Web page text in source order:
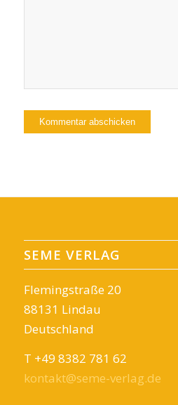
SEME VERLAG
Flemingstraße 20
88131 Lindau
Deutschland
T +49 8382 781 62
kontakt@seme-verlag.de